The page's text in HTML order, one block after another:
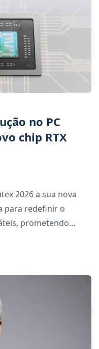
no PC
chip RTX
2026 a sua nova
para redefinir o
prometendo
se RTX Spark